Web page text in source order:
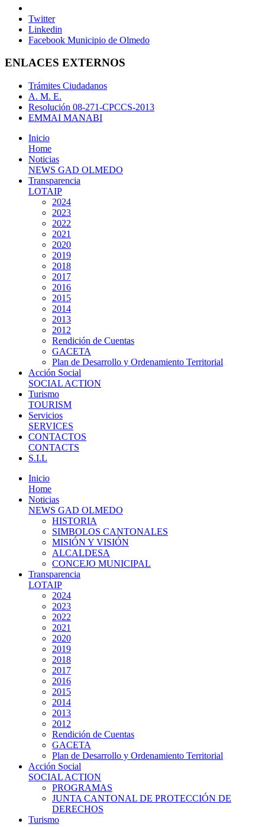
Twitter
Linkedin
Facebook Municipio de Olmedo
ENLACES EXTERNOS
Trámites Ciudadanos
A. M. E.
Resolución 08-271-CPCCS-2013
EMMAI MANABI
Inicio
Home
Noticias
NEWS GAD OLMEDO
Transparencia
LOTAIP
2024
2023
2022
2021
2020
2019
2018
2017
2016
2015
2014
2013
2012
Rendición de Cuentas
GACETA
Plan de Desarrollo y Ordenamiento Territorial
Acción Social
SOCIAL ACTION
Turismo
TOURISM
Servicios
SERVICES
CONTACTOS
CONTACTS
S.I.L
Inicio
Home
Noticias
NEWS GAD OLMEDO
HISTORIA
SIMBOLOS CANTONALES
MISIÓN Y VISIÓN
ALCALDESA
CONCEJO MUNICIPAL
Transparencia
LOTAIP
2024
2023
2022
2021
2020
2019
2018
2017
2016
2015
2014
2013
2012
Rendición de Cuentas
GACETA
Plan de Desarrollo y Ordenamiento Territorial
Acción Social
SOCIAL ACTION
PROGRAMAS
JUNTA CANTONAL DE PROTECCIÓN DE
DERECHOS
Turismo